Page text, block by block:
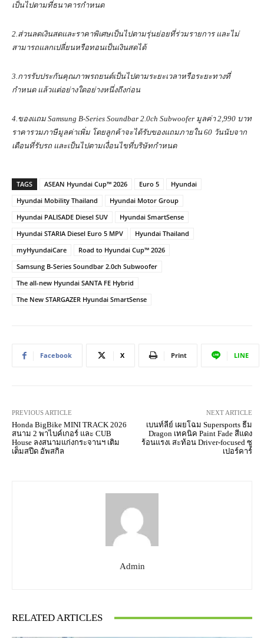
เป็นไปตามที่ธนาคารกำหนด
2.ส่วนลดเงินสดและราคาพิเศษเป็นไปตามรุ่นย่อยที่ร่วมรายการ และไม่
สามารถแลกเปลี่ยนหรือทอนเป็นเงินสดได้
3.การรับประกันคุณภาพรถยนต์เป็นไปตามระยะเวลาหรือระยะทางที่
กำหนด แล้วแต่อย่างใดอย่างหนึ่งถึงก่อน
4.ของแถม Samsung B-Series Soundbar 2.0ch Subwoofer มูลค่า 2,990 บาท
ราคารวมภาษีมูลค่าเพิ่ม โดยลูกค้าจะได้รับของแถมภายใน 60 วันนับจาก
เดือนที่รับรถ และเป็นไปตามเงื่อนไขที่บริษัทกำหนด
TAGS ASEAN Hyundai Cup™ 2026 Euro 5
Hyundai
Hyundai Mobility Thailand
Hyundai Motor Group
Hyundai PALISADE Diesel SUV
Hyundai SmartSense
Hyundai STARIA Diesel Euro 5 MPV
Hyundai Thailand
myHyundaiCare
Road to Hyundai Cup™ 2026
Samsung B-Series Soundbar 2.0ch Subwoofer
The all-new Hyundai SANTA FE Hybrid
The New STARGAZER Hyundai SmartSense
Facebook X Print LINE
PREVIOUS ARTICLE
Honda BigBike MINI TRACK 2026
สนาม 2 พาไบค์เกอร์ และ CUB
House ลงสนามแก่งกระจานฯ เติม
เต็มสปีด อัพสกิล
NEXT ARTICLE
เบนท์ลีย์ เผยโฉม Supersports ธีม
Dragon เทคนิค Paint Fade สีแดง
ร้อนแรงเ สะท้อน Driver-focused ซู
เปอร์คาร์
Admin
RELATED ARTICLES